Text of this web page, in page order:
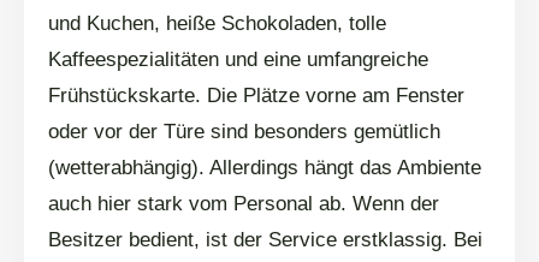
und Kuchen, heiße Schokoladen, tolle
Kaffeespezialitäten und eine umfangreiche
Frühstückskarte. Die Plätze vorne am Fenster
oder vor der Türe sind besonders gemütlich
(wetterabhängig). Allerdings hängt das Ambiente
auch hier stark vom Personal ab. Wenn der
Besitzer bedient, ist der Service erstklassig. Bei